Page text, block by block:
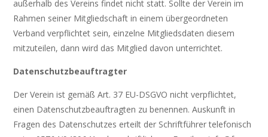
außerhalb des Vereins findet nicht statt. Sollte der Verein im
Rahmen seiner Mitgliedschaft in einem übergeordneten
Verband verpflichtet sein, einzelne Mitgliedsdaten diesem
mitzuteilen, dann wird das Mitglied davon unterrichtet.
Datenschutzbeauftragter
Der Verein ist gemäß Art. 37 EU-DSGVO nicht verpflichtet,
einen Datenschutzbeauftragten zu benennen. Auskunft in
Fragen des Datenschutzes erteilt der Schriftführer telefonisch